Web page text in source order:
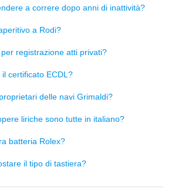
a correre dopo anni di inattività?
a Rodi?
registrazione atti privati?
certificato ECDL?
delle navi Grimaldi?
liriche sono tutte in italiano?
batteria Rolex?
il tipo di tastiera?